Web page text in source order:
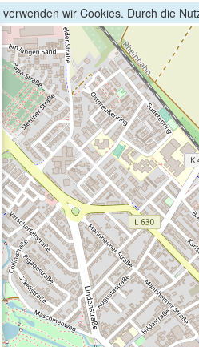
wir Cookies. Durch die